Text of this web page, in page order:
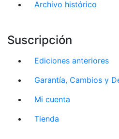
Archivo histórico
Suscripción
Ediciones anteriores
Garantía, Cambios y
Mi cuenta
Tienda